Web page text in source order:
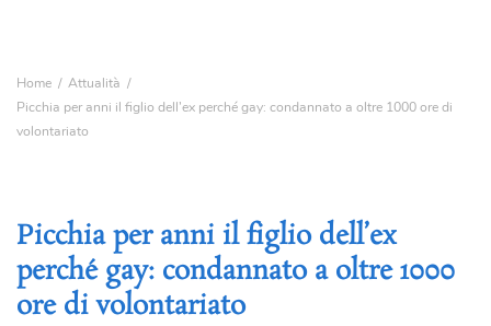
Home
Attualità
Picchia per anni il figlio dell’ex perché gay: condannato a oltre 1000 ore di
volontariato
Picchia per anni il figlio dell’ex
perché gay: condannato a oltre 1000
ore di volontariato